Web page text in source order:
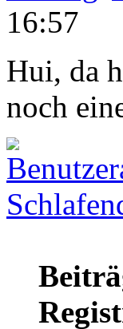
16:57
Hui, da
noch